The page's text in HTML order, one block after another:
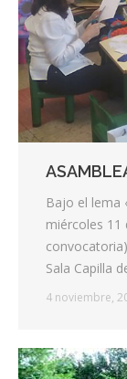
Bajo el lema
miércoles 11
Sala Capilla
4 noviembre,